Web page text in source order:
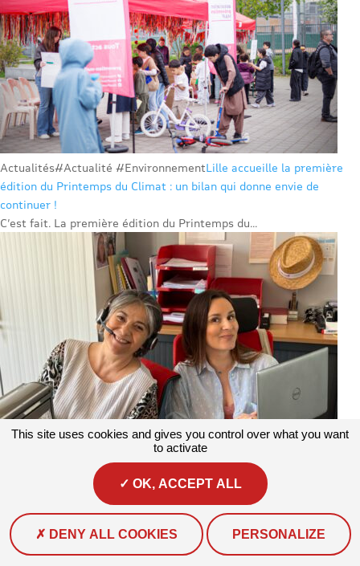
Actualités#Actualité #EnvironnementLille accueille la première
édition du Printemps du Climat : un bilan qui donne envie de
continuer !
C’est fait. La première édition du Printemps du...
#ActualitéCorinne et Florence sont les deux assistantes
de l’association.
Au quotidien, elles assurent la gestion des volets...
This site uses cookies and gives you control over what you want
to activate
OK, ACCEPT ALL
DENY ALL COOKIES PERSONALIZE